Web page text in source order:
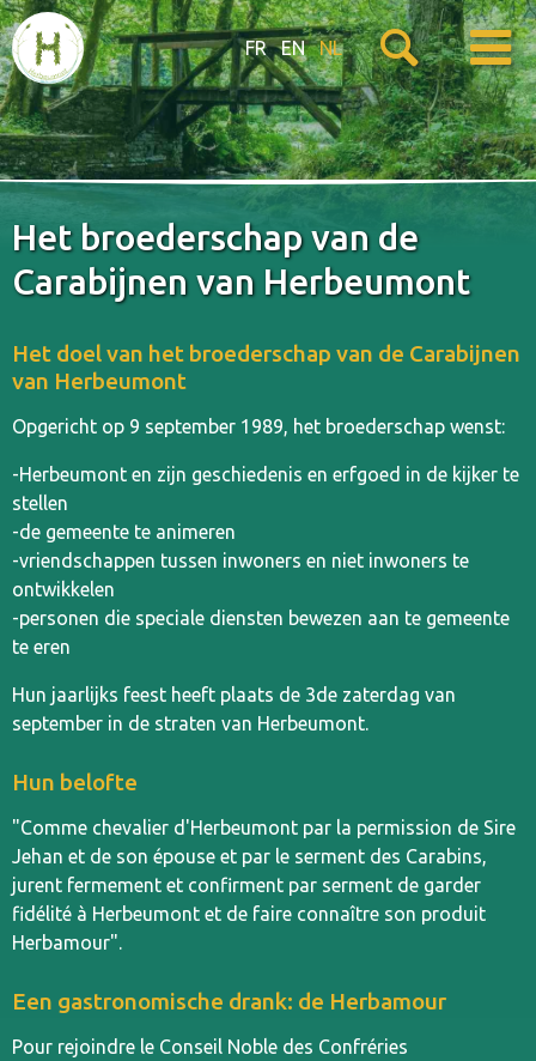
FR EN NL
Het broederschap van de
Carabijnen van Herbeumont
Het doel van het broederschap van de Carabijnen
van Herbeumont
Opgericht op 9 september 1989, het broederschap wenst:
-Herbeumont en zijn geschiedenis en erfgoed in de kijker te
stellen
-de gemeente te animeren
-vriendschappen tussen inwoners en niet inwoners te
ontwikkelen
-personen die speciale diensten bewezen aan te gemeente
te eren
Hun jaarlijks feest heeft plaats de 3de zaterdag van
september in de straten van Herbeumont.
Hun belofte
"Comme chevalier d'Herbeumont par la permission de Sire
Jehan et de son épouse et par le serment des Carabins,
jurent fermement et confirment par serment de garder
fidélité à Herbeumont et de faire connaître son produit
Herbamour".
Een gastronomische drank: de Herbamour
Pour rejoindre le Conseil Noble des Confréries